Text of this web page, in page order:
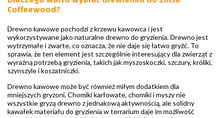
Coffeewood?
Drewno kawowe pochodzi z krzewu kawowca i jest
wykorzystywane jako naturalne drewno do gryzienia. Drewno jest
wytrzymałe i zwarte, co oznacza, że nie daje się łatwo gryźć. To
sprawia, że ten element jest szczególnie interesujący dla zwierząt z
wyraźną potrzebą gryzienia, takich jak myszoskoczki, szczury, króliki,
szynszyle i koszatniczki.
Drewno kawowe może być również miłym dodatkiem dla
mniejszych gryzoni. Chomiki karłowate, chomiki i myszy nie
wszystkie gryzą drewno z jednakową aktywnością, ale solidny
kawałek materiału do gryzienia w terrarium daje im możliwość